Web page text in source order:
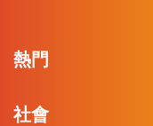
熱門
社會